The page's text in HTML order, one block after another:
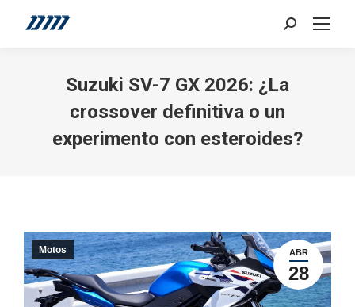
Search:
Suzuki SV-7 GX 2026: ¿La
crossover definitiva o un
experimento con esteroides?
ABR
28
Motos